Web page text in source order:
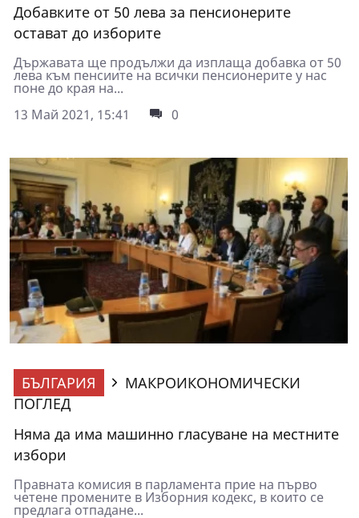
Добавките от 50 лева за пенсионерите
остават до изборите
Държавата ще продължи да изплаща добавка от 50
лева към пенсиите на всички пенсионерите у нас
поне до края на...
13 Май 2021, 15:41
0
БЪЛГАРИЯ
МАКРОИКОНОМИЧЕСКИ
ПОГЛЕД
Няма да има машинно гласуване на местните
избори
Правната комисия в парламента прие на първо
четене промените в Изборния кодекс, в които се
предлага отпадане...